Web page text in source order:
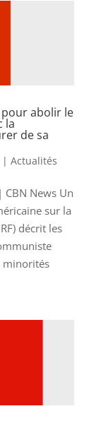
pour abolir le
la
de sa
| Actualités
News Un
sur la
décrit les
minorités